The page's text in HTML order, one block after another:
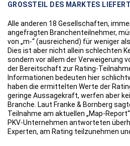
GROSSTEIL DES MARKTES LIEFERT
Alle anderen 18 Gesellschaften,
angefragten Branchenteilnehmer,
von „m-“ (ausreichend) für weniger
Dies ist aber nicht allein schlechten
sondern vor allem der Verweigerung
der Bereitschaft zur Rating-
Informationen bedeuten hier
haben die ermittelten Werte der
geringe Aussagekraft, werfen aber
Branche. Laut Franke & Bornberg
Teilnahme am aktuellen „Map-
PKV-Unternehmen antworteten
Experten, am Rating teilzunehmen